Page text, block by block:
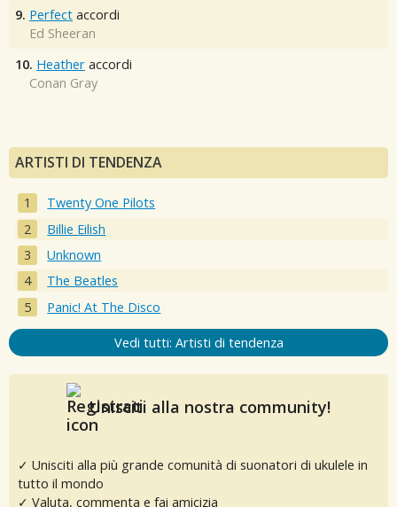
9. Perfect accordi
Ed Sheeran
10. Heather accordi
Conan Gray
ARTISTI DI TENDENZA
Twenty One Pilots
Billie Eilish
Unknown
The Beatles
Panic! At The Disco
Vedi tutti: Artisti di tendenza
Unisciti alla nostra community!
✓ Unisciti alla più grande comunità di suonatori di ukulele in
tutto il mondo
✓ Valuta, commenta e fai amicizia